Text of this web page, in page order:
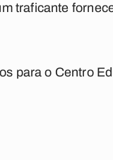
traficante
para o Centro